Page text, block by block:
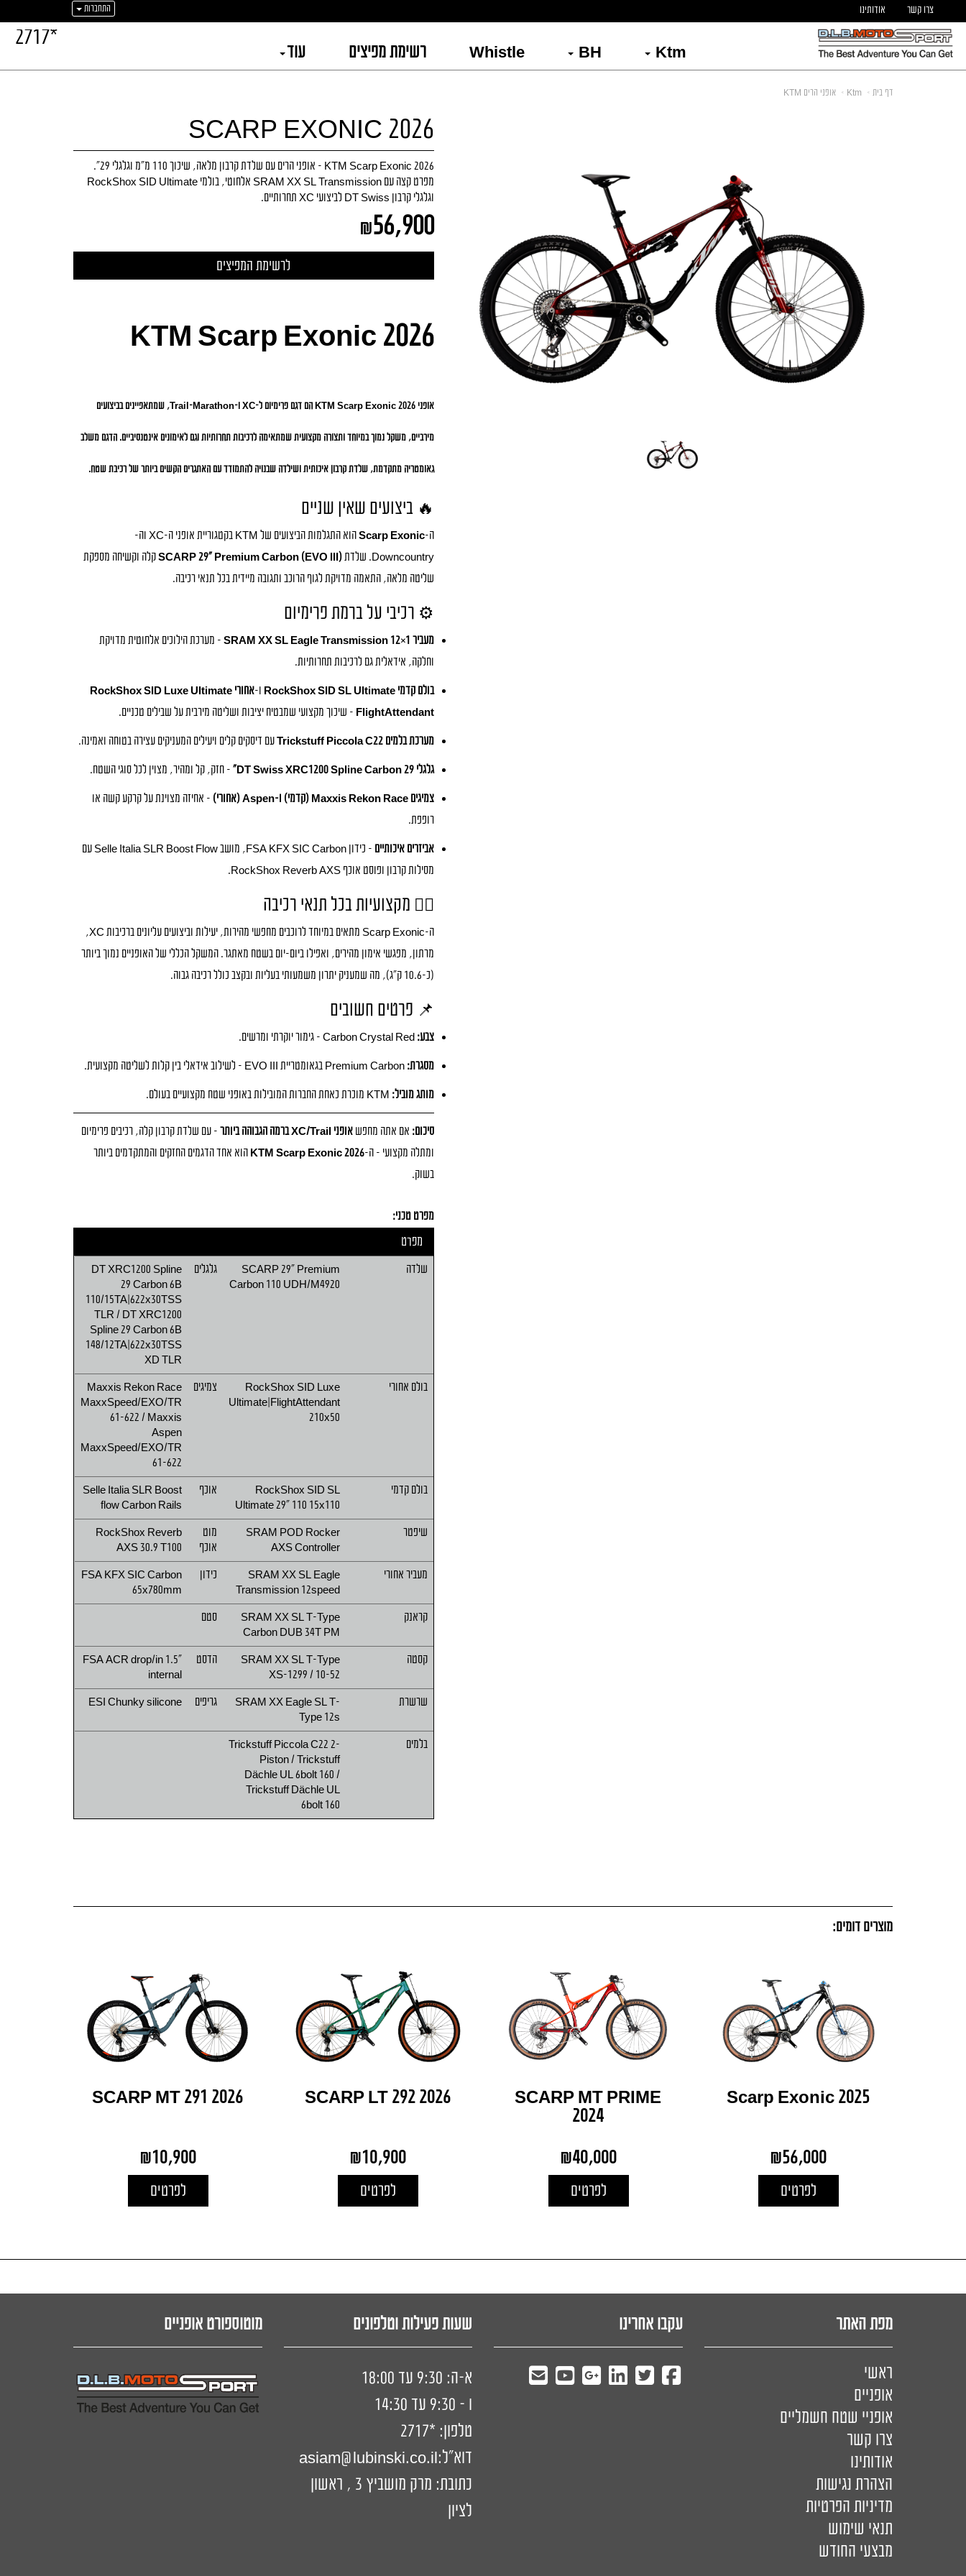
התחברות צרו קשר אודותינו
Ktm
BH
Whistle רשימת מפיצים עוד
*2717
דף בית Ktm אופני הרים KTM
SCARP EXONIC 2026
KTM Scarp Exonic 2026 – אופני הרים עם שלדת קרבון מלאה, שיכוך 110 מ״מ וגלגלי 29”.
מפרט קצה עם SRAM XX SL Transmission אלחוטי, בולמי RockShox SID Ultimate
וגלגלי קרבון DT Swiss לביצועי XC תחרותיים.
₪56,900
KTM Scarp Exonic 2026
אופניKTM Scarp Exonic 2026 הם דגם פרימיום ל-XC ו-Trail-Marathon, שמתאפיינים בביצועים
מירביים, משקל נמוך במיוחד ותצורה מקצועית שמתאימה לרכיבות תחרותיות וגם לאימונים אינטנסיביים. הדגם משלב
גאומטריה מתקדמת, שלדת קרבון איכותית ושילדה שבנויה להתמודד עם האתגרים הקשים ביותר של רכיבת שטח.
🔥 ביצועים שאין שניים
ה-Scarp Exonic
הוא התגלמות הביצועים של KTM בקטגוריית אופני ה-XC וה-
Downcountry. שלדת
SCARP 29" Premium Carbon (EVO III)קלה וקשיחה מספקת
שליטה מלאה, התאמה מדויקת לגוף הרוכב ותגובה מיידית בכל תנאי רכיבה.
⚙️ רכיבי על ברמת פרימיום
מעביר 1×12 SRAM XX SL Eagle Transmission
– מערכת הילוכים אלחוטית מדויקת
וחלקה, אידאלית גם לרכיבות תחרותיות.
בולם קדמי RockShox SID SL Ultimate ו-
אחורי RockShox SID Luxe Ultimate
FlightAttendant – שיכוך מקצועי שמבטיח יציבות ושליטה מירבית על שבילים טכניים.
מערכת בלמים Trickstuff Piccola C22 עם דיסקים קלים ויעילים המעניקים עצירה בטוחה ואמינה.
גלגלי DT Swiss XRC1200 Spline Carbon 29" – חזק, קל ומהיר, מצוין לכל סוגי השטח.
צמיגים Maxxis Rekon Race (קדמי) ו-Aspen (אחורי)
– אחיזה מצוינת על קרקע קשה או
רופפת.
אביזרים איכותיים
– כידון FSA KFX SIC Carbon, מושב Selle Italia SLR Boost Flow עם
מסילות קרבון ופוסט אוכף RockShox Reverb AXS.
🚴‍♂️ מקצועיות בכל תנאי רכיבה
ה-Scarp Exonic מתאים במיוחד לרוכבים מחפשי מהירות, יעילות וביצועים עליונים ברכיבות XC,
מרתון, מפגשי אימון מהירים, ואפילו ביום-יום בשטח מאתגר. המשקל הכללי של האופניים נמוך ביותר
(כ-10.6 ק"ג), מה שמעניק יתרון משמעותי בעליות ובקצב כולל רכיבה גבוה.
📌 פרטים חשובים
צבע: Carbon Crystal Red – גימור יוקרתי ומרשים.
מסגרת: Premium Carbon בגאומטריית EVO III – לשילוב אידאלי בין קלות לשליטה מקצועית.
מותג מוביל:
סיכום: אם אתה מחפשאופני XC/Trail ברמה הגבוהה ביותר
– עם שלדת קרבון קלה, רכיבים פרימיום
ומתלה מקצועי – ה-KTM Scarp Exonic 2026 הוא אחד הדגמים החזקים והמתקדמים ביותר
בשוק.
מפרט טכני:
מפרט
שלדה
SCARP 29" Premium
Carbon 110 UDH/M4920
גלגלים
DT XRC1200 Spline
29 Carbon 6B
110/15TA|622x30TSS
TLR / DT XRC1200
Spline 29 Carbon 6B
148/12TA|622x30TSS
XD TLR
בולם אחורי
RockShox SID Luxe
Ultimate|FlightAttendant
210x50
צמיגים
Maxxis Rekon Race
MaxxSpeed/EXO/TR
61-622 / Maxxis
Aspen
MaxxSpeed/EXO/TR
61-622
בולם קדמי
RockShox SID SL
Ultimate 29" 110 15x110
אוכף
Selle Italia SLR Boost
flow Carbon Rails
שיפטר
SRAM POD Rocker
AXS Controller
מוט
אוכף
RockShox Reverb
AXS 30.9 T100
מעביר אחורי
SRAM XX SL Eagle
Transmission 12speed
כידון
FSA KFX SIC Carbon
65x780mm
קראנק
SRAM XX SL T-Type
Carbon DUB 34T PM
סטם
קסטה
SRAM XX SL T-Type
XS-1299 / 10-52
הדסט
FSA ACR drop/in 1.5"
internal
שרשרת
SRAM XX Eagle SL T-
Type 12s
גריפים ESI Chunky silicone
בלמים
Trickstuff Piccola C22 2-
Piston / Trickstuff
Dächle UL 6bolt 160 /
Trickstuff Dächle UL
6bolt 160
מוצרים דומים:
Scarp Exonic 2025
₪56,000
לפרטים
SCARP MT PRIME
2024
₪40,000
לפרטים
SCARP LT 292 2026
₪10,900
לפרטים
SCARP MT 291 2026
₪10,900
לפרטים
מפת האתר
ראשי
אופניים
אופניי שטח חשמליים
צרו קשר
אודותינו
הצהרת נגישות
מדיניות הפרטיות
תנאי שימוש
מבצעי החודש
עקבו אחרינו שעות פעילות וטלפונים
א-ה: 9:30 עד 18:00
ו - 9:30 עד 14:30
טלפון: *2717
דוא"ל:
asiam@lubinski.co.il
כתובת: מרק מושביץ 3 , ראשון
לציון
מוטוספורט אופניים